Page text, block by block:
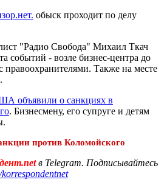
обыск проходит по делу
"Радио Свобода" Михаил Ткач
событий - возле бизнес-центра до
правоохранителями. Также на месте
объявили о санкциях в
. Бизнесмену, его супруге и детям
против Коломойского
в Telegram. Подписывайтесь